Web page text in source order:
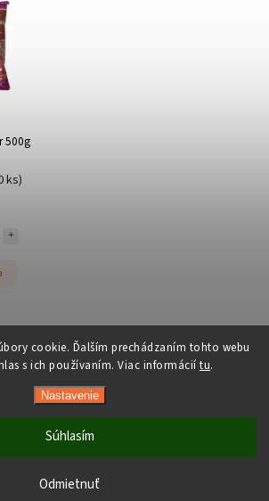
cookie. Ďalším prechádzaním tohto webu
s ich používaním. Viac informácií tu.
Nastavenie
Odmietnuť
Súhlasím
doručenie do ParcelBoxov.
vysoké teploty nemusia byť pri prevzatí v
500g
ks)
Orient-Food.sk. Všetky práva vyhradené.
Upraviť nastavenie cookies
Shoptet | Design